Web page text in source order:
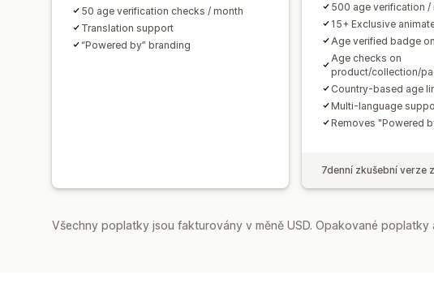
50 age verification checks / month
Translation support
“Powered by” branding
500 age verification /
15+ Exclusive
Age verified badge
Age checks on
product/collection/
Country-based age
Multi-language
Removes "Powered
7denní zkušební verze
Všechny poplatky jsou fakturovány v měně USD. Opakované